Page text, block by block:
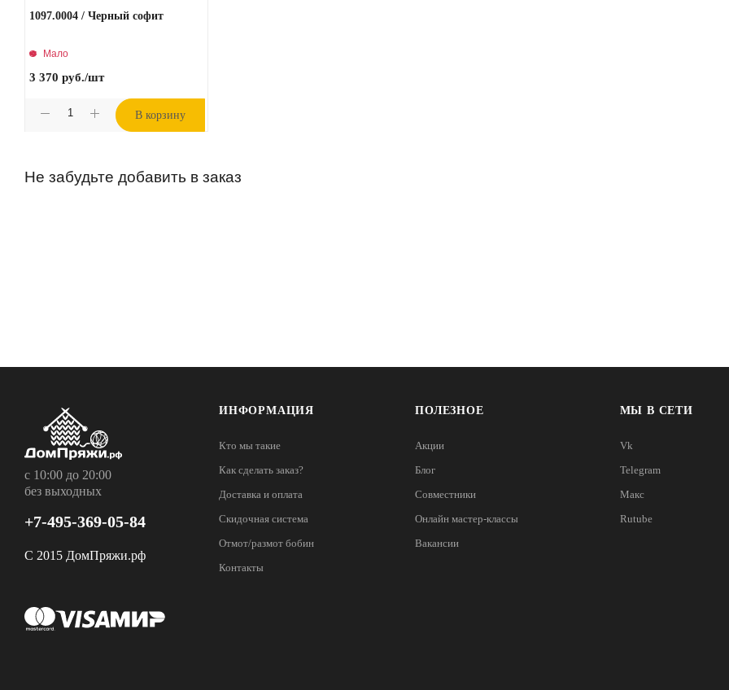
1097.0004 / Черный софит
Мало
3 370 руб./шт
В корзину
Не забудьте добавить в заказ
с 10:00 до 20:00
без выходных
+7-495-369-05-84
С 2015 ДомПряжи.рф
ИНФОРМАЦИЯ
Кто мы такие
Как сделать заказ?
Доставка и оплата
Скидочная система
Отмот/размот бобин
Контакты
ПОЛЕЗНОЕ
Акции
Блог
Совместники
Онлайн мастер-классы
Вакансии
МЫ В СЕТИ
Vk
Telegram
Макс
Rutube